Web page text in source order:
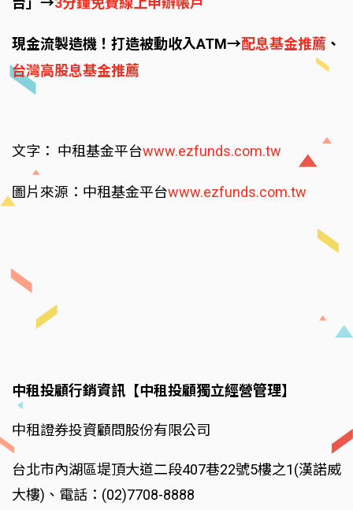
現金流製造機！打造被動收入ATM→配息基金推薦 、
台灣高股息基金推薦
文字： 中租基金平台www.ezfunds.com.tw
圖片來源：中租基金平台www.ezfunds.com.tw
中租投顧行銷資訊【中租投顧獨立經營管理】
中租證券投資顧問股份有限公司
台北市內湖區堤頂大道二段407巷22號5樓之1(漢諾威
大樓)、電話：(02)7708-8888